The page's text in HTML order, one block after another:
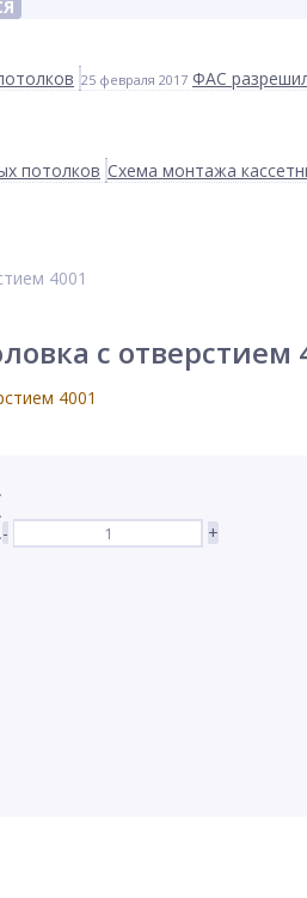
25 февраля 2017 ФАС
потолков Схема монтажа
4001
с отверстием
- +